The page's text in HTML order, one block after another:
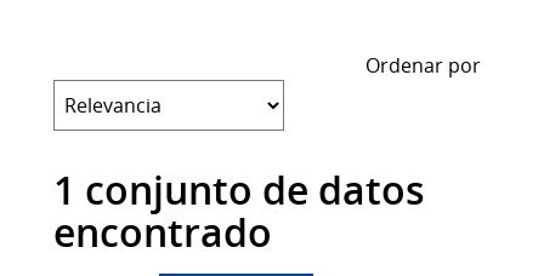
Ordenar por
1 conjunto de datos
encontrado